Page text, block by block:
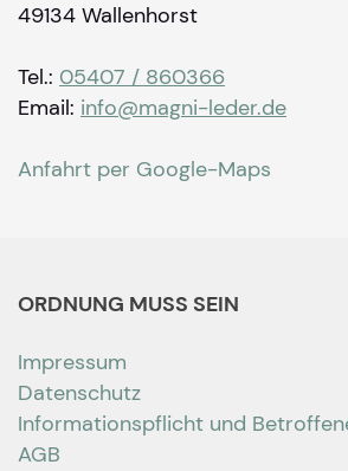
49134 Wallenhorst
Tel.: 05407 / 860366
Email: info@magni-leder.de
Anfahrt per Google-Maps
ORDNUNG MUSS SEIN
Impressum
Datenschutz
Informationspflicht und
AGB